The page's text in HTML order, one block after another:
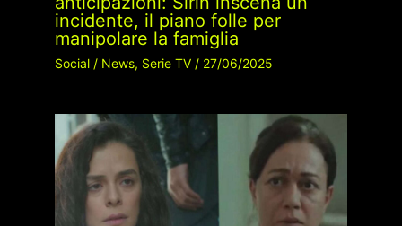
incidente, il piano folle per
manipolare la famiglia
Social/ News, Serie TV/ 27/06/2025